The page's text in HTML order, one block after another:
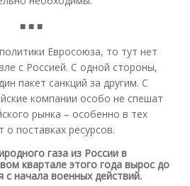
■ ■ ■
Евросоюза, то тут нет
с Россией. С одной стороны,
пакет санкций за другим. С
компании особо не спешат
рынка – особенно в тех
о поставках ресурсов.
газа из России в
квартале этого года вырос до
с начала военных действий.